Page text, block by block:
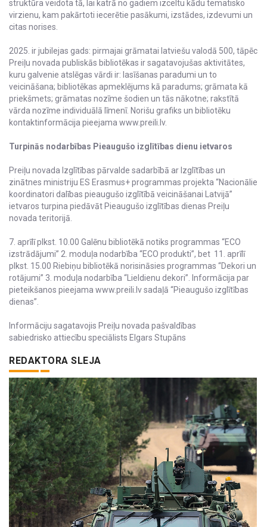
struktūra veidota tā, lai katrā no gadiem izceltu kādu tematisko
virzienu, kam pakārtoti iecerētie pasākumi, izstādes, izdevumi un
citas norises.
2025. ir jubilejas gads: pirmajai grāmatai latviešu valodā 500, tāpēc
Preiļu novada publiskās bibliotēkas ir sagatavojušas aktivitātes,
kuru galvenie atslēgas vārdi ir: lasīšanas paradumi un to
veicināšana; bibliotēkas apmeklējums kā paradums; grāmata kā
priekšmets; grāmatas nozīme šodien un tās nākotne; rakstītā
vārda nozīme individuālā līmenī. Norišu grafiks un bibliotēku
kontaktinformācija pieejama www.preili.lv.
Turpinās nodarbības Pieaugušo izglītības dienu ietvaros
Preiļu novada Izglītības pārvalde sadarbībā ar Izglītības un
zinātnes ministriju ES Erasmus+ programmas projekta “Nacionālie
koordinatori dalības pieaugušo izglītībā veicināšanai Latvijā”
ietvaros turpina piedāvāt Pieaugušo izglītības dienas Preiļu
novada teritorijā.
7. aprīlī plkst. 10.00 Galēnu bibliotēkā notiks programmas “ECO
izstrādājumi” 2. moduļa nodarbība “ECO produkti”, bet 11. aprīlī
plkst. 15.00 Riebiņu bibliotēkā norisināsies programmas “Dekori un
rotājumi” 3. moduļa nodarbība “Lieldienu dekori”. Informācija par
pieteikšanos pieejama www.preili.lv sadaļā “Pieaugušo izglītības
dienas”.
Informāciju sagatavojis Preiļu novada pašvaldības
sabiedrisko attiecību speciālists Elgars Stupāns
REDAKTORA SLEJA